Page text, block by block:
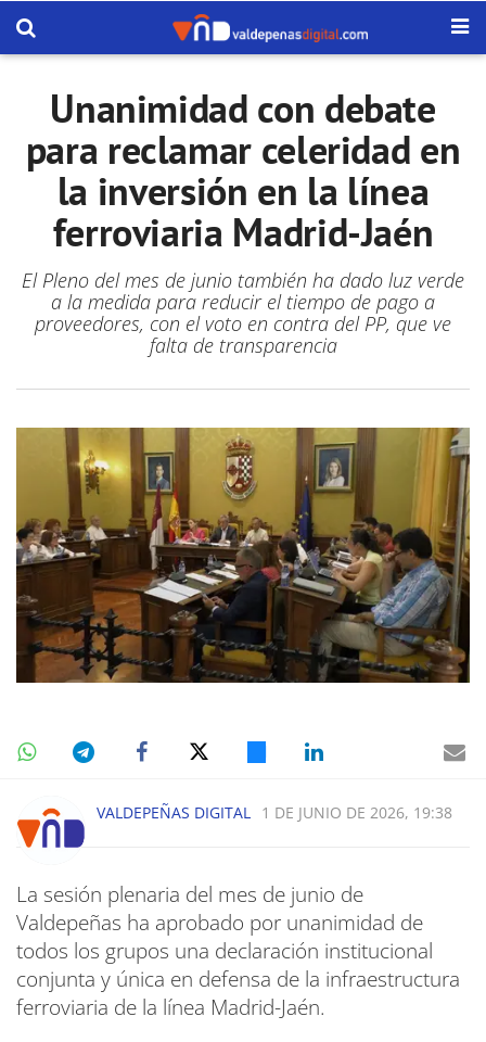
Unanimidad con debate
para reclamar celeridad en
la inversión en la línea
ferroviaria Madrid-Jaén
El Pleno del mes de junio también ha dado luz verde
a la medida para reducir el tiempo de pago a
proveedores, con el voto en contra del PP, que ve
falta de transparencia
VALDEPEÑAS DIGITAL 1 DE JUNIO DE 2026, 19:38
La sesión plenaria del mes de junio de
Valdepeñas ha aprobado por unanimidad de
todos los grupos una declaración institucional
conjunta y única en defensa de la infraestructura
ferroviaria de la línea Madrid-Jaén.